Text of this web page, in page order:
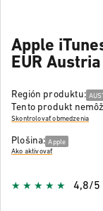
Apple
EUR Austria
Región produktu:
Tento produkt
Skontrolovať obmedzenia
Plošina: Apple
Ako aktivovať
4,8/5